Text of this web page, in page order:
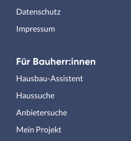
Datenschutz
Impressum
Für Bauherr:innen
Hausbau-Assistent
Haussuche
Anbietersuche
Mein Projekt